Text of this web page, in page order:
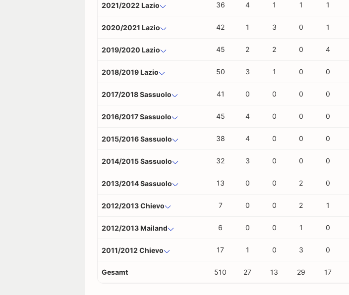
2021/2022 Lazio 36 4 1 1 1
2020/2021 Lazio 42 1 3 0 1
2019/2020 Lazio 45 2 2 0 4
2018/2019 Lazio 50 3 1 0 0
2017/2018 Sassuolo 41 0 0 0 0
2016/2017 Sassuolo 45 4 0 0 0
2015/2016 Sassuolo 38 4 0 0 0
2014/2015 Sassuolo 32 3 0 0 0
2013/2014 Sassuolo 13 0 0 2 0
2012/2013 Chievo 7 0 0 2 1
2012/2013 Mailand 6 0 0 1 0
2011/2012 Chievo 17 1 0 3 0
Gesamt 510 27 13 29 17